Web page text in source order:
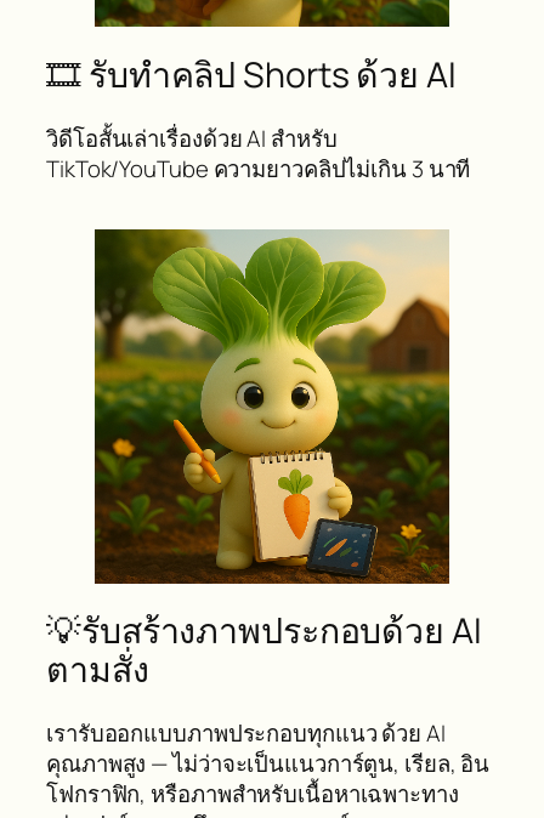
🎞️ รับทำคลิป Shorts ด้วย AI
วิดีโอสั้นเล่าเรื่องด้วย AI สำหรับ
TikTok/YouTube ความยาวคลิปไม่เกิน 3 นาที
💡รับสร้างภาพประกอบด้วย AI
ตามสั่ง